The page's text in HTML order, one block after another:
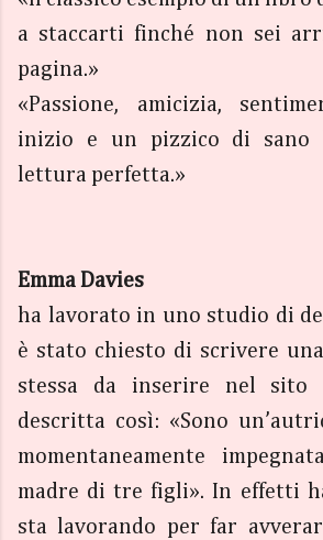
a staccarti finché non sei
pagina.»
«Passione, amicizia,
inizio e un pizzico di sano
lettura perfetta.»
Emma Davies
ha lavorato in uno studio di
è stato chiesto di scrivere
stessa da inserire nel sito
descritta così: «Sono
momentaneamente
madre di tre figli». In effetti
sta lavorando per far